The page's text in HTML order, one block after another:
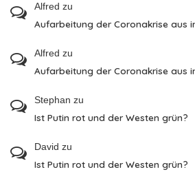
Alfred zu
Aufarbeitung der Coronakrise aus
Alfred zu
Aufarbeitung der Coronakrise aus
Stephan zu
Ist Putin rot und der Westen grün?
David zu
Ist Putin rot und der Westen grün?